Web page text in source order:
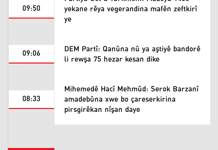
09:50 yekane rêya vegerandina mafên zeftkirî
ye
09:06 DEM Partî: Qanûna nû ya aştiyê bandorê
li rewşa 75 hezar kesan dike
08:33
Mihemedê Hacî Mehmûd: Serok Barzanî
amadebûna xwe bo çareserkirina
pirsgirêkan nîşan daye